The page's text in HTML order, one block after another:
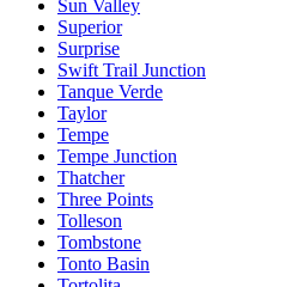
Sun Valley
Superior
Surprise
Swift Trail Junction
Tanque Verde
Taylor
Tempe
Tempe Junction
Thatcher
Three Points
Tolleson
Tombstone
Tonto Basin